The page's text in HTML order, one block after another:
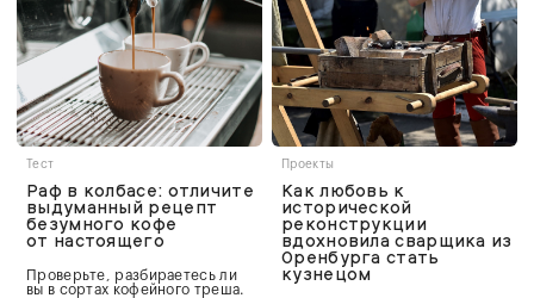
Тест
Раф в колбасе: отличите
выдуманный рецепт
безумного кофе
от настоящего
Проверьте, разбираетесь ли
вы в сортах кофейного треша.
Проекты
Как любовь к
исторической
реконструкции
вдохновила сварщика из
Оренбурга стать
кузнецом